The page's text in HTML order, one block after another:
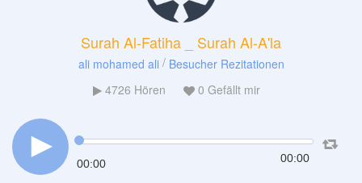
Surah Al-Fatiha _ Surah Al-A'la
ali mohamed ali/ Besucher Rezitationen
4726 Hören 0 Gefällt mir
00:00 00:00